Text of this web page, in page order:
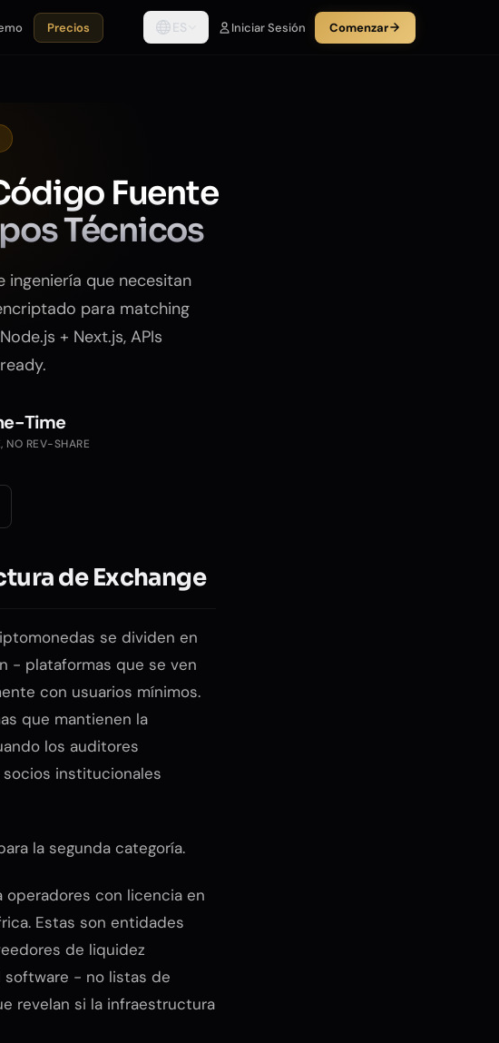
Precios ES Iniciar Sesión Comenzar
Fuente
Técnicos
ingeniería que necesitan
para matching
+ Next.js, APIs
Time
NO REV-SHARE
de Exchange
se dividen en
- plataformas que se ven
con usuarios mínimos.
que mantienen la
los auditores
institucionales
la segunda categoría.
con licencia en
Estas son entidades
de liquidez
software - no listas de
revelan si la infraestructura